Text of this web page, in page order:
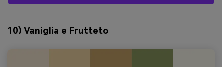
10) Vaniglia e Frutteto